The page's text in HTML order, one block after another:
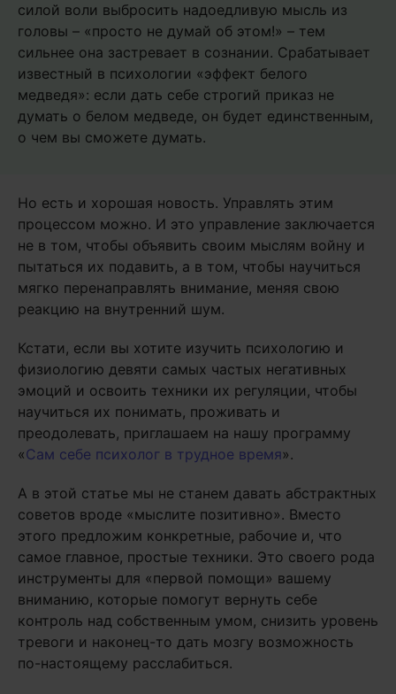
силой воли выбросить надоедливую мысль из
головы – «просто не думай об этом!» – тем
сильнее она застревает в сознании. Срабатывает
известный в психологии «эффект белого
медведя»: если дать себе строгий приказ не
думать о белом медведе, он будет единственным,
о чем вы сможете думать.
Но есть и хорошая новость. Управлять этим
процессом можно. И это управление заключается
не в том, чтобы объявить своим мыслям войну и
пытаться их подавить, а в том, чтобы научиться
мягко перенаправлять внимание, меняя свою
реакцию на внутренний шум.
Кстати, если вы хотите изучить психологию и
физиологию девяти самых частых негативных
эмоций и освоить техники их регуляции, чтобы
научиться их понимать, проживать и
преодолевать, приглашаем на нашу программу
«Сам себе психолог в трудное время».
А в этой статье мы не станем давать абстрактных
советов вроде «мыслите позитивно». Вместо
этого предложим конкретные, рабочие и, что
самое главное, простые техники. Это своего рода
инструменты для «первой помощи» вашему
вниманию, которые помогут вернуть себе
контроль над собственным умом, снизить уровень
тревоги и наконец-то дать мозгу возможность
по-настоящему расслабиться.